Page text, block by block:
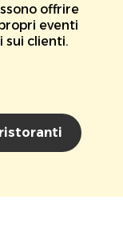
offrire
eventi
clienti.